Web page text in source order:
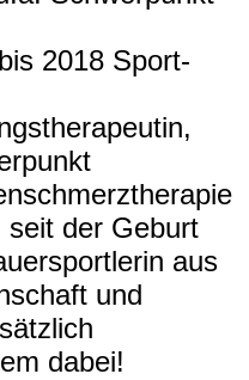
2018 Sport-
seit der Geburt
aus
und
dabei!